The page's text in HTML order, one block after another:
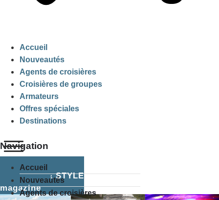
Accueil
Nouveautés
Agents de croisières
Croisières de groupes
Armateurs
Offres spéciales
Destinations
Navigation
Accueil
Nouveautés
Agents de croisières
CRUISE & STYLE
magazine